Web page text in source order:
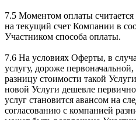
7.5 Моментом оплаты
на текущий счет Компании в
Участником способа оплаты.
7.6 На условиях Оферты, в
услугу, дороже
разницу стоимости такой
новой Услуги дешевле
услуг становится авансом на
согласованию с компанией